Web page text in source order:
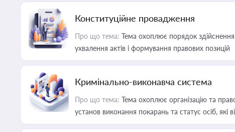
Конституційне провадження
Про що тема: Тема охоплює порядок
ухвалення актів і формування правових позицій
Кримінально-виконавча система
Про що тема: Тема охоплює організацію та
установ виконання покарань та статус осіб, які